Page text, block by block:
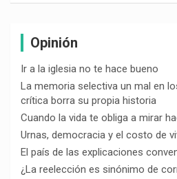
Opinión
Ir a la iglesia no te hace bueno
La memoria selectiva un mal en
crítica borra su propia historia
Cuando la vida te obliga a mirar
Urnas, democracia y el costo de
El país de las explicaciones
¿La reelección es sinónimo de